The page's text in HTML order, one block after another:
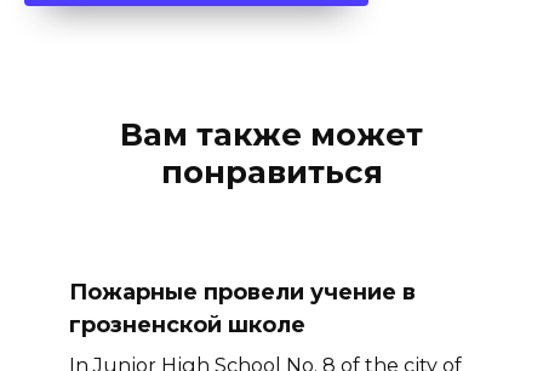
Вам также может
понравиться
Пожарные провели учение в
грозненской школе
In Junior High School No. 8 of the city of